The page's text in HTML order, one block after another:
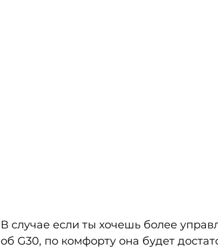
В случае если ты хочешь более
об G30, по комфорту она будет